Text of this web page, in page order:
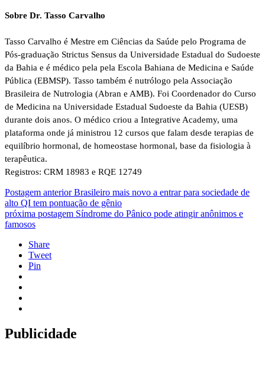
Sobre Dr. Tasso Carvalho
Tasso Carvalho é Mestre em Ciências da Saúde pelo Programa de
Pós-graduação Strictus Sensus da Universidade Estadual do Sudoeste
da Bahia e é médico pela pela Escola Bahiana de Medicina e Saúde
Pública (EBMSP). Tasso também é nutrólogo pela Associação
Brasileira de Nutrologia (Abran e AMB). Foi Coordenador do Curso
de Medicina na Universidade Estadual Sudoeste da Bahia (UESB)
durante dois anos. O médico criou a Integrative Academy, uma
plataforma onde já ministrou 12 cursos que falam desde terapias de
equilíbrio hormonal, de homeostase hormonal, base da fisiologia à
terapêutica.
Registros: CRM 18983 e RQE 12749
Postagem anterior Brasileiro mais novo a entrar para sociedade de
alto QI tem pontuação de gênio
próxima postagem Síndrome do Pânico pode atingir anônimos e
famosos
Share
Tweet
Pin
Publicidade